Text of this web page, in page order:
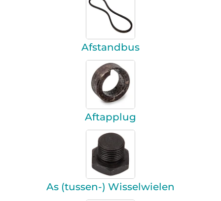
Afstandbus
Aftapplug
As (tussen-) Wisselwielen